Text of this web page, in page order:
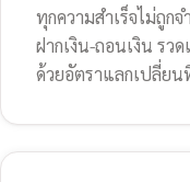
ทุกความสำเร็จไม่ถูกจ
ฝากเงิน-ถอนเงิน รวด
ด้วยอัตราแลกเปลี่ย